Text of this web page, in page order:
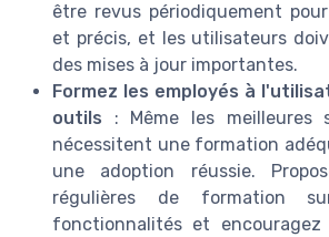
être revus périodiquement
et précis, et les utilisateurs
des mises à jour importantes.
Formez les employés à
outils : Même les meilleures
nécessitent une formation
une adoption réussie.
régulières de formation
fonctionnalités et